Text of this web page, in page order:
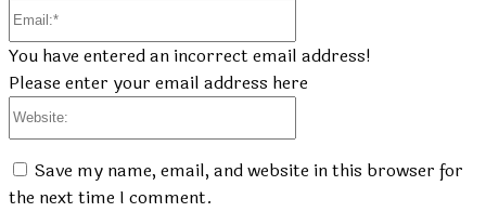
You have entered an incorrect email address!
Please enter your email address here
Save my name, email, and website in this browser for
the next time I comment.